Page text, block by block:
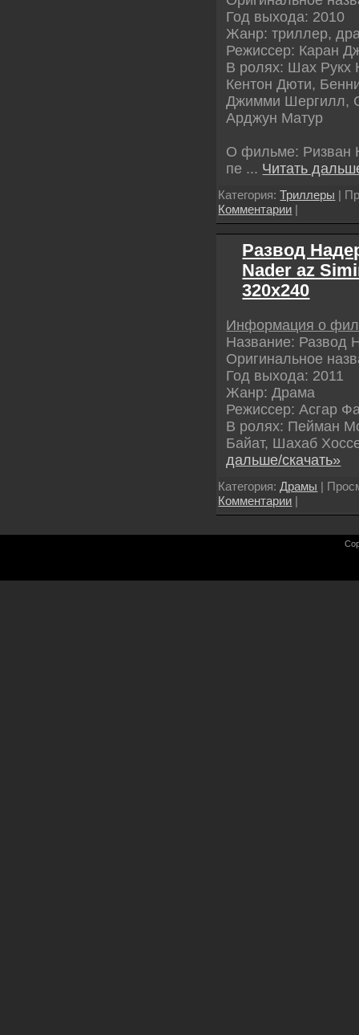
Год выхода: 2010
Жанр: триллер,
Режиссер: Каран
В ролях: Шах Рукх
Кентон Дюти,
Джимми Шергилл,
Арджун Матур
О фильме: Ризван
пе ... Читать
Категория:Триллеры |
Комментарии |
Развод
Nader az
320х240
Информация о
Название: Развод
Оригинальное
Год выхода: 2011
Жанр: Драма
Режиссер: Асгар
В ролях: Пейман
Байат, Шахаб
дальше/скачать»
Категория: Драмы |
Комментарии |